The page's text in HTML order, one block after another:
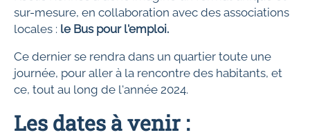
sur-mesure, en collaboration avec des associations
locales : le Bus pour l'emploi.
Ce dernier se rendra dans un quartier toute une
journée, pour aller à la rencontre des habitants, et
ce, tout au long de l'année 2024.
Les dates à venir :